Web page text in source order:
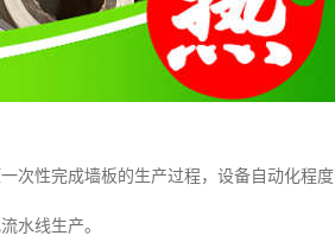
次性完成墙板的生产过程，设备自动化程
水线生产。